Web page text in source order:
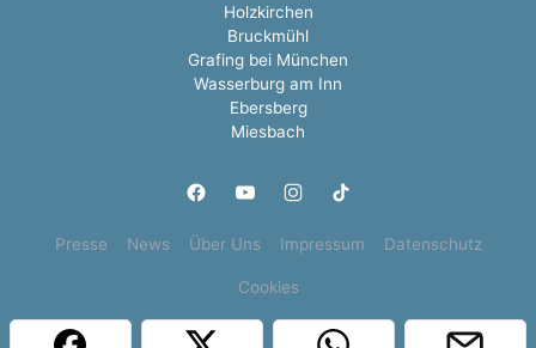
Holzkirchen
Bruckmühl
Grafing bei München
Wasserburg am Inn
Ebersberg
Miesbach
Presse News Über Uns Impressum Datenschutz
Cookies